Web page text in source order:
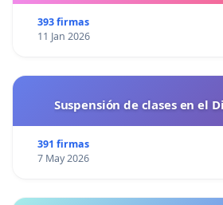
393 firmas
11 Jan 2026
Suspensión de clases en el
391 firmas
7 May 2026